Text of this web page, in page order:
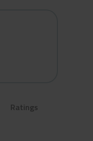
Ratings